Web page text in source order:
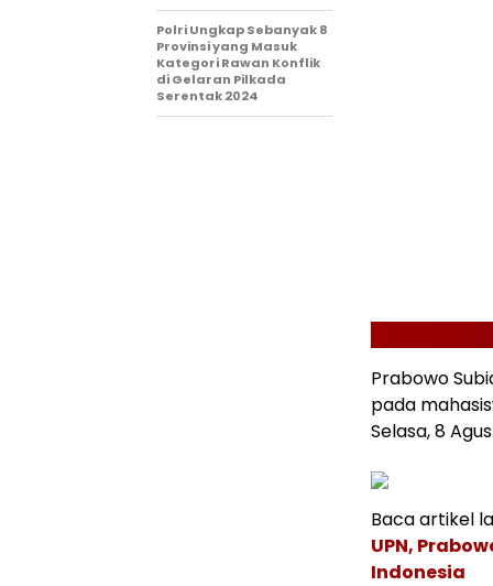
Prabowo
pada
Selasa, 8
Baca artikel
UPN,
Indonesia
Polri Ungkap Sebanyak 8
Provinsi yang Masuk
Kategori Rawan Konflik
di Gelaran Pilkada
Serentak 2024